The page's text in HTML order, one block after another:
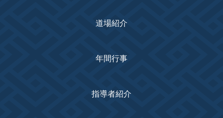
道場紹介
年間行事
指導者紹介